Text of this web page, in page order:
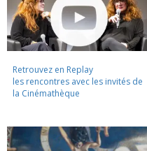
Retrouvez en Replay
les rencontres avec les invités de
la Cinémathèque